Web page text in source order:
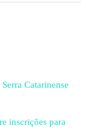
Catarinense
inscrições para